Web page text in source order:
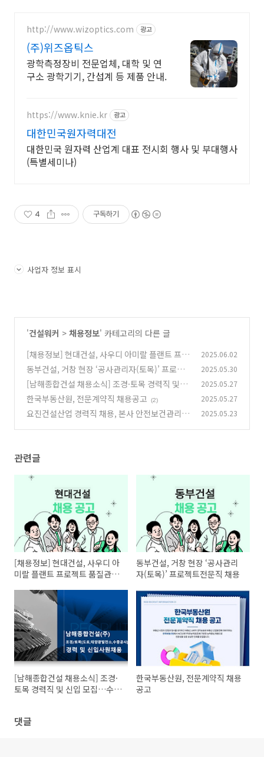
http://www.wizoptics.com 광고
(주)위즈옵틱스
광학측정장비 전문업체, 대학 및 연
구소 광학기기, 간섭계 등 제품 안내.
https://www.knie.kr 광고
대한민국원자력대전
대한민국 원자력 산업계 대표 전시회 행사 및 부대행사
(특별세미나)
4 구독하기
사업자 정보 표시
'건설워커 > 채용정보' 카테고리의 다른 글
[채용정보] 현대건설, 사우디 아미랄 플랜트 프로
젝트 품질관리 계약직 채용 (1)
2025.06.02
동부건설, 거창 현장 ‘공사관리자(토목)’ 프로젝
트전문직 채용 (4)
2025.05.30
[남해종합건설 채용소식] 조경·토목 경력직 및
신입 모집…수중공사·태양광발전소 분야까지 다
채롭게 채용 중
(0)
2025.05.27
한국부동산원, 전문계약직 채용공고 (2) 2025.05.27
요진건설산업 경력직 채용, 본사 안전보건관리·
2025.05.23
관련글
[채용정보] 현대건설, 사우디 아
미랄 플랜트 프로젝트 품질관리
동부건설, 거창 현장 ‘공사관리
자(토목)’ 프로젝트전문직 채용
[남해종합건설 채용소식] 조경·
토목 경력직 및 신입 모집…수중
한국부동산원, 전문계약직 채용
공고
댓글